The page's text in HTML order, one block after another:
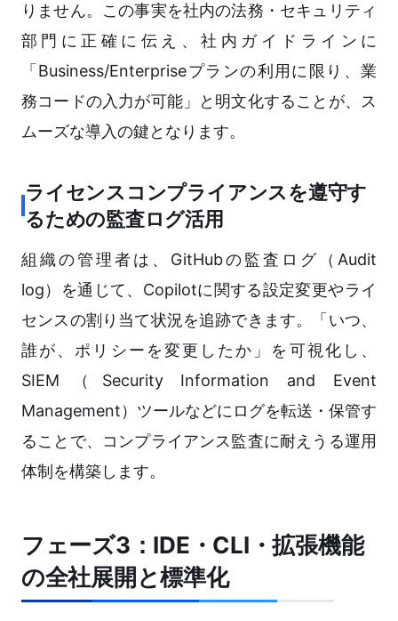
りません。この事実を社内の法務・セキュリティ
部門に正確に伝え、社内ガイドラインに
「Business/Enterpriseプランの利用に限り、業
務コードの入力が可能」と明文化することが、ス
ムーズな導入の鍵となります。
ライセンスコンプライアンスを遵守す
るための監査ログ活用
組織の管理者は、GitHubの監査ログ（Audit
log）を通じて、Copilotに関する設定変更やライ
センスの割り当て状況を追跡できます。「いつ、
誰が、ポリシーを変更したか」を可視化し、
SIEM（Security Information and Event
Management）ツールなどにログを転送・保管す
ることで、コンプライアンス監査に耐えうる運用
体制を構築します。
フェーズ3：IDE・CLI・拡張機能
の全社展開と標準化